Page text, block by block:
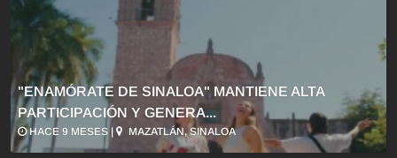
"ENAMÓRATE DE SINALOA" MANTIENE ALTA
PARTICIPACIÓN Y GENERA...
HACE 9 MESES | MAZATLÁN, SINALOA